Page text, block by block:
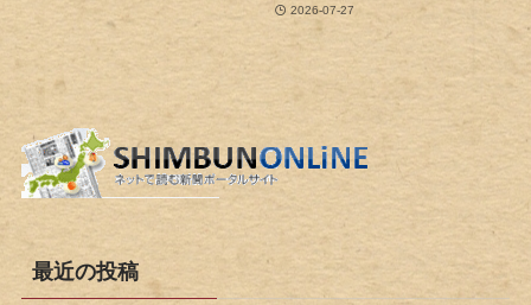
2026-07-27
最近の投稿